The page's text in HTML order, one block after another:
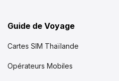
Guide de Voyage
Cartes SIM Thaïlande
Opérateurs Mobiles